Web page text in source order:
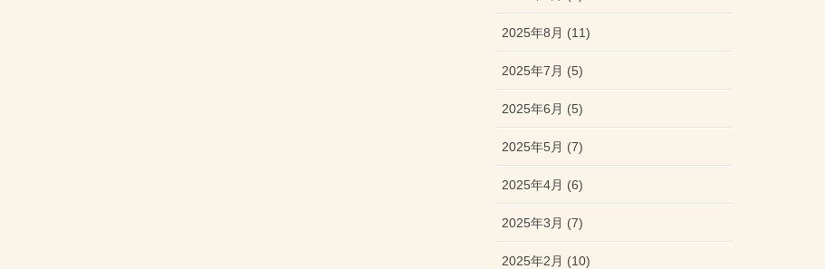
2025年8月 (11)
2025年7月 (5)
2025年6月 (5)
2025年5月 (7)
2025年4月 (6)
2025年3月 (7)
2025年2月 (10)